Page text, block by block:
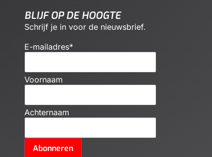
BLIJF OP DE HOOGTE
Schrijf je in voor de nieuwsbrief.
E-mailadres*
Voornaam
Achternaam
Abonneren